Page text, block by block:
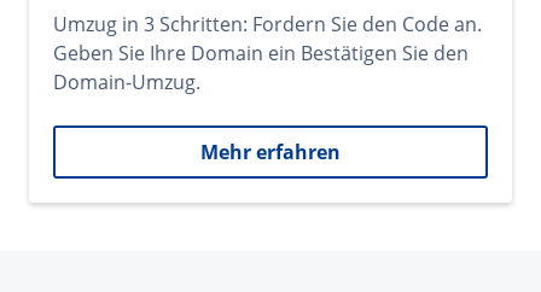
Umzug in 3 Schritten: Fordern Sie den Code an.
Geben Sie Ihre Domain ein Bestätigen Sie den
Domain-Umzug.
Mehr erfahren